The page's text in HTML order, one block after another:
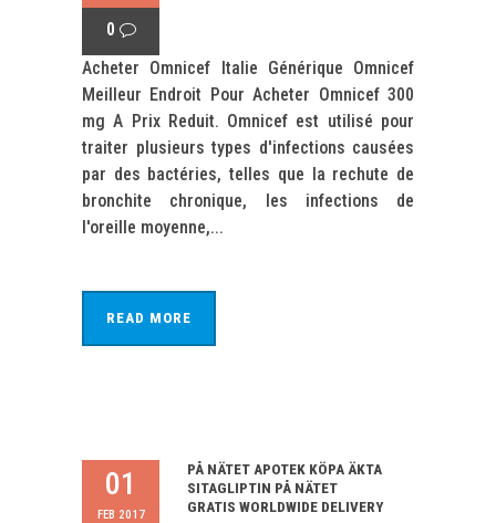
0
Acheter Omnicef Italie Générique Omnicef
Meilleur Endroit Pour Acheter Omnicef 300
mg A Prix Reduit. Omnicef ​​est utilisé pour
traiter plusieurs types d'infections causées
par des bactéries, telles que la rechute de
bronchite chronique, les infections de
l'oreille moyenne,...
READ MORE
01
FEB 2017
PÅ NÄTET APOTEK KÖPA ÄKTA
SITAGLIPTIN PÅ NÄTET
GRATIS WORLDWIDE DELIVERY